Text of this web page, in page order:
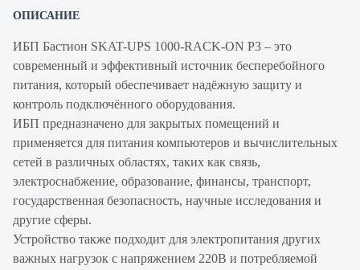
ОПИСАНИЕ
ИБП Бастион SKAT-UPS 1000-RACK-ON P3 – это
современный и эффективный источник бесперебойного
питания, который обеспечивает надёжную защиту и
контроль подключённого оборудования.
ИБП предназначено для закрытых помещений и
применяется для питания компьютеров и вычислительных
сетей в различных областях, таких как связь,
электроснабжение, образование, финансы, транспорт,
государственная безопасность, научные исследования и
другие сферы.
Устройство также подходит для электропитания других
важных нагрузок с напряжением 220В и потребляемой